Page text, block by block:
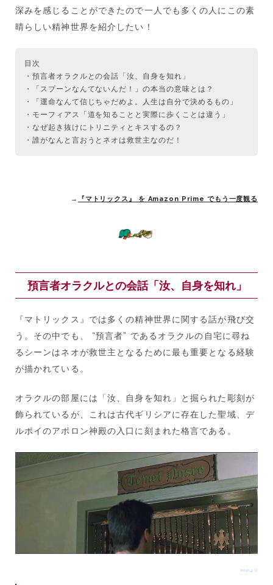
深みを感じることができたので一人でも多くの人にこの素
晴らしい精神世界を紹介したい！
目次
・預言者オラクルとの会話「汝、自身を知れ」
・「スプーンなんてないんだ！」の本当の意味とは？
・「運命なんて信じちゃだめよ。人生は自分で決めるもの」
・モーフィアス「道を知ることと実際に歩くことは違う」
・なぜ起き抜けにトリニティとキスするの？
・誰がなんと言おうとネオは救世主なのだ！
→ 『マトリックス』 を Amazon Prime でもう一度観る
預言者オラクルとの会話「汝、自身を知れ」
『マトリックス』では多くの精神世界に関する話が飛び交
う。その中でも、 “預言者” であるオラクルの自宅に尋ね
るシーンはネオが救世主となるために最も重要となる経験
が描かれている。
オラクルの部屋には「汝、自身を知れ」と掘られた彫刻が
飾られているが、これは古代ギリシアに存在した聖域、デ
ルポイのアポロン神殿の入口に刻まれた格言である。
IMdbより